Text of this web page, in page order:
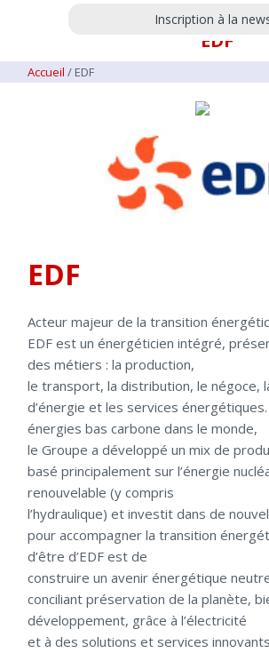
Inscription à la
EDF
Accueil / EDF
EDF
Acteur majeur de la transition
EDF est un énergéticien intégré,
des métiers : la production,
le transport, la distribution, le négoce,
d’énergie et les services
énergies bas carbone dans le monde,
le Groupe a développé un mix de
basé principalement sur l’énergie
renouvelable (y compris
l’hydraulique) et investit dans de
pour accompagner la transition
d’être d’EDF est de
construire un avenir énergétique
conciliant préservation de la planète,
développement, grâce à l’électricité
et à des solutions et services